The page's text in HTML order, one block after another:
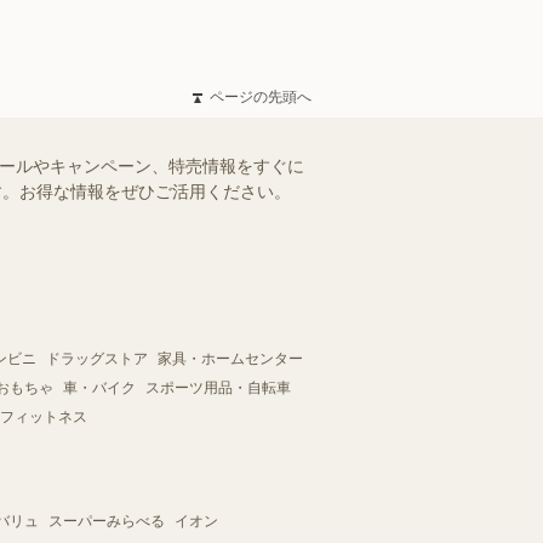
ページの先頭へ
ルやキャンペーン、特売情報をすぐに
お得な情報をぜひご活用ください。
ビニ ドラッグストア
家具・ホームセンター
もちゃ
車・バイク
スポーツ用品・自転車
ィットネス
リュ スーパーみらべる
イオン